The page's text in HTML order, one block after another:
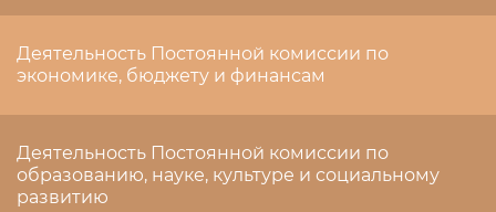
Деятельность Постоянной комиссии по
экономике, бюджету и финансам
Деятельность Постоянной комиссии по
образованию, науке, культуре и социальному
развитию